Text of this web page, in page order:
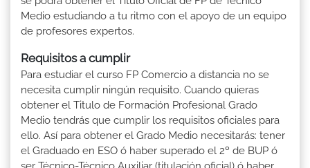
Medio estudiando a tu ritmo con el apoyo de un equipo
de profesores expertos.
Requisitos a cumplir
Para estudiar el curso FP Comercio a distancia no se
necesita cumplir ningún requisito. Cuando quieras
obtener el Titulo de Formación Profesional Grado
Medio tendrás que cumplir los requisitos oficiales para
ello. Así para obtener el Grado Medio necesitarás: tener
el Graduado en ESO ó haber superado el 2º de BUP ó